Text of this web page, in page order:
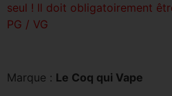
seul ! Il doit obligatoirement
PG / VG
Marque : Le Coq qui Vape